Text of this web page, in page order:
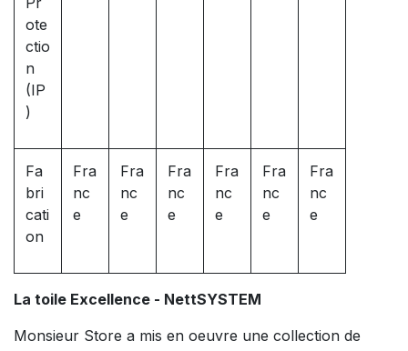
ote
ctio
n
(IP
)
Fa
bri
cati
on
Fra
nc
e
Fra
nc
e
Fra
nc
e
Fra
nc
e
Fra
nc
e
Fra
nc
e
La toile Excellence - NettSYSTEM
Monsieur Store a mis en oeuvre une collection de